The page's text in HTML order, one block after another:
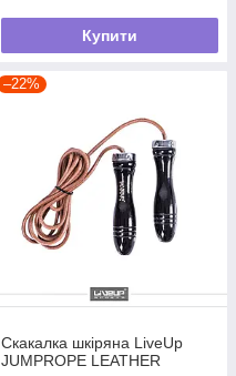
Купити
–22%
Скакалка шкіряна LiveUp
JUMPROPE LEATHER